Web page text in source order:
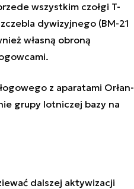
wszystkim czołgi T-
dywizyjnego (BM-21
własną obroną
z aparatami Orłan-
grupy lotniczej bazy na
dalszej aktywizacji